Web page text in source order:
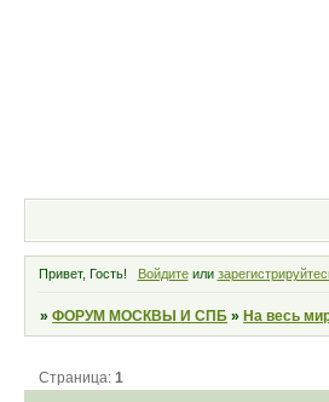
Привет, Гость! Войдитеили
»ФОРУМ МОСКВЫ И СПБ »На весь
Страница:1